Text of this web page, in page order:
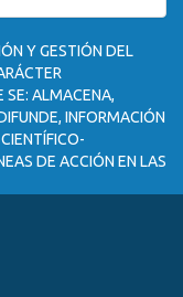
Y GESTIÓN DEL
SE: ALMACENA,
INFORMACIÓN
DE ACCIÓN EN LAS